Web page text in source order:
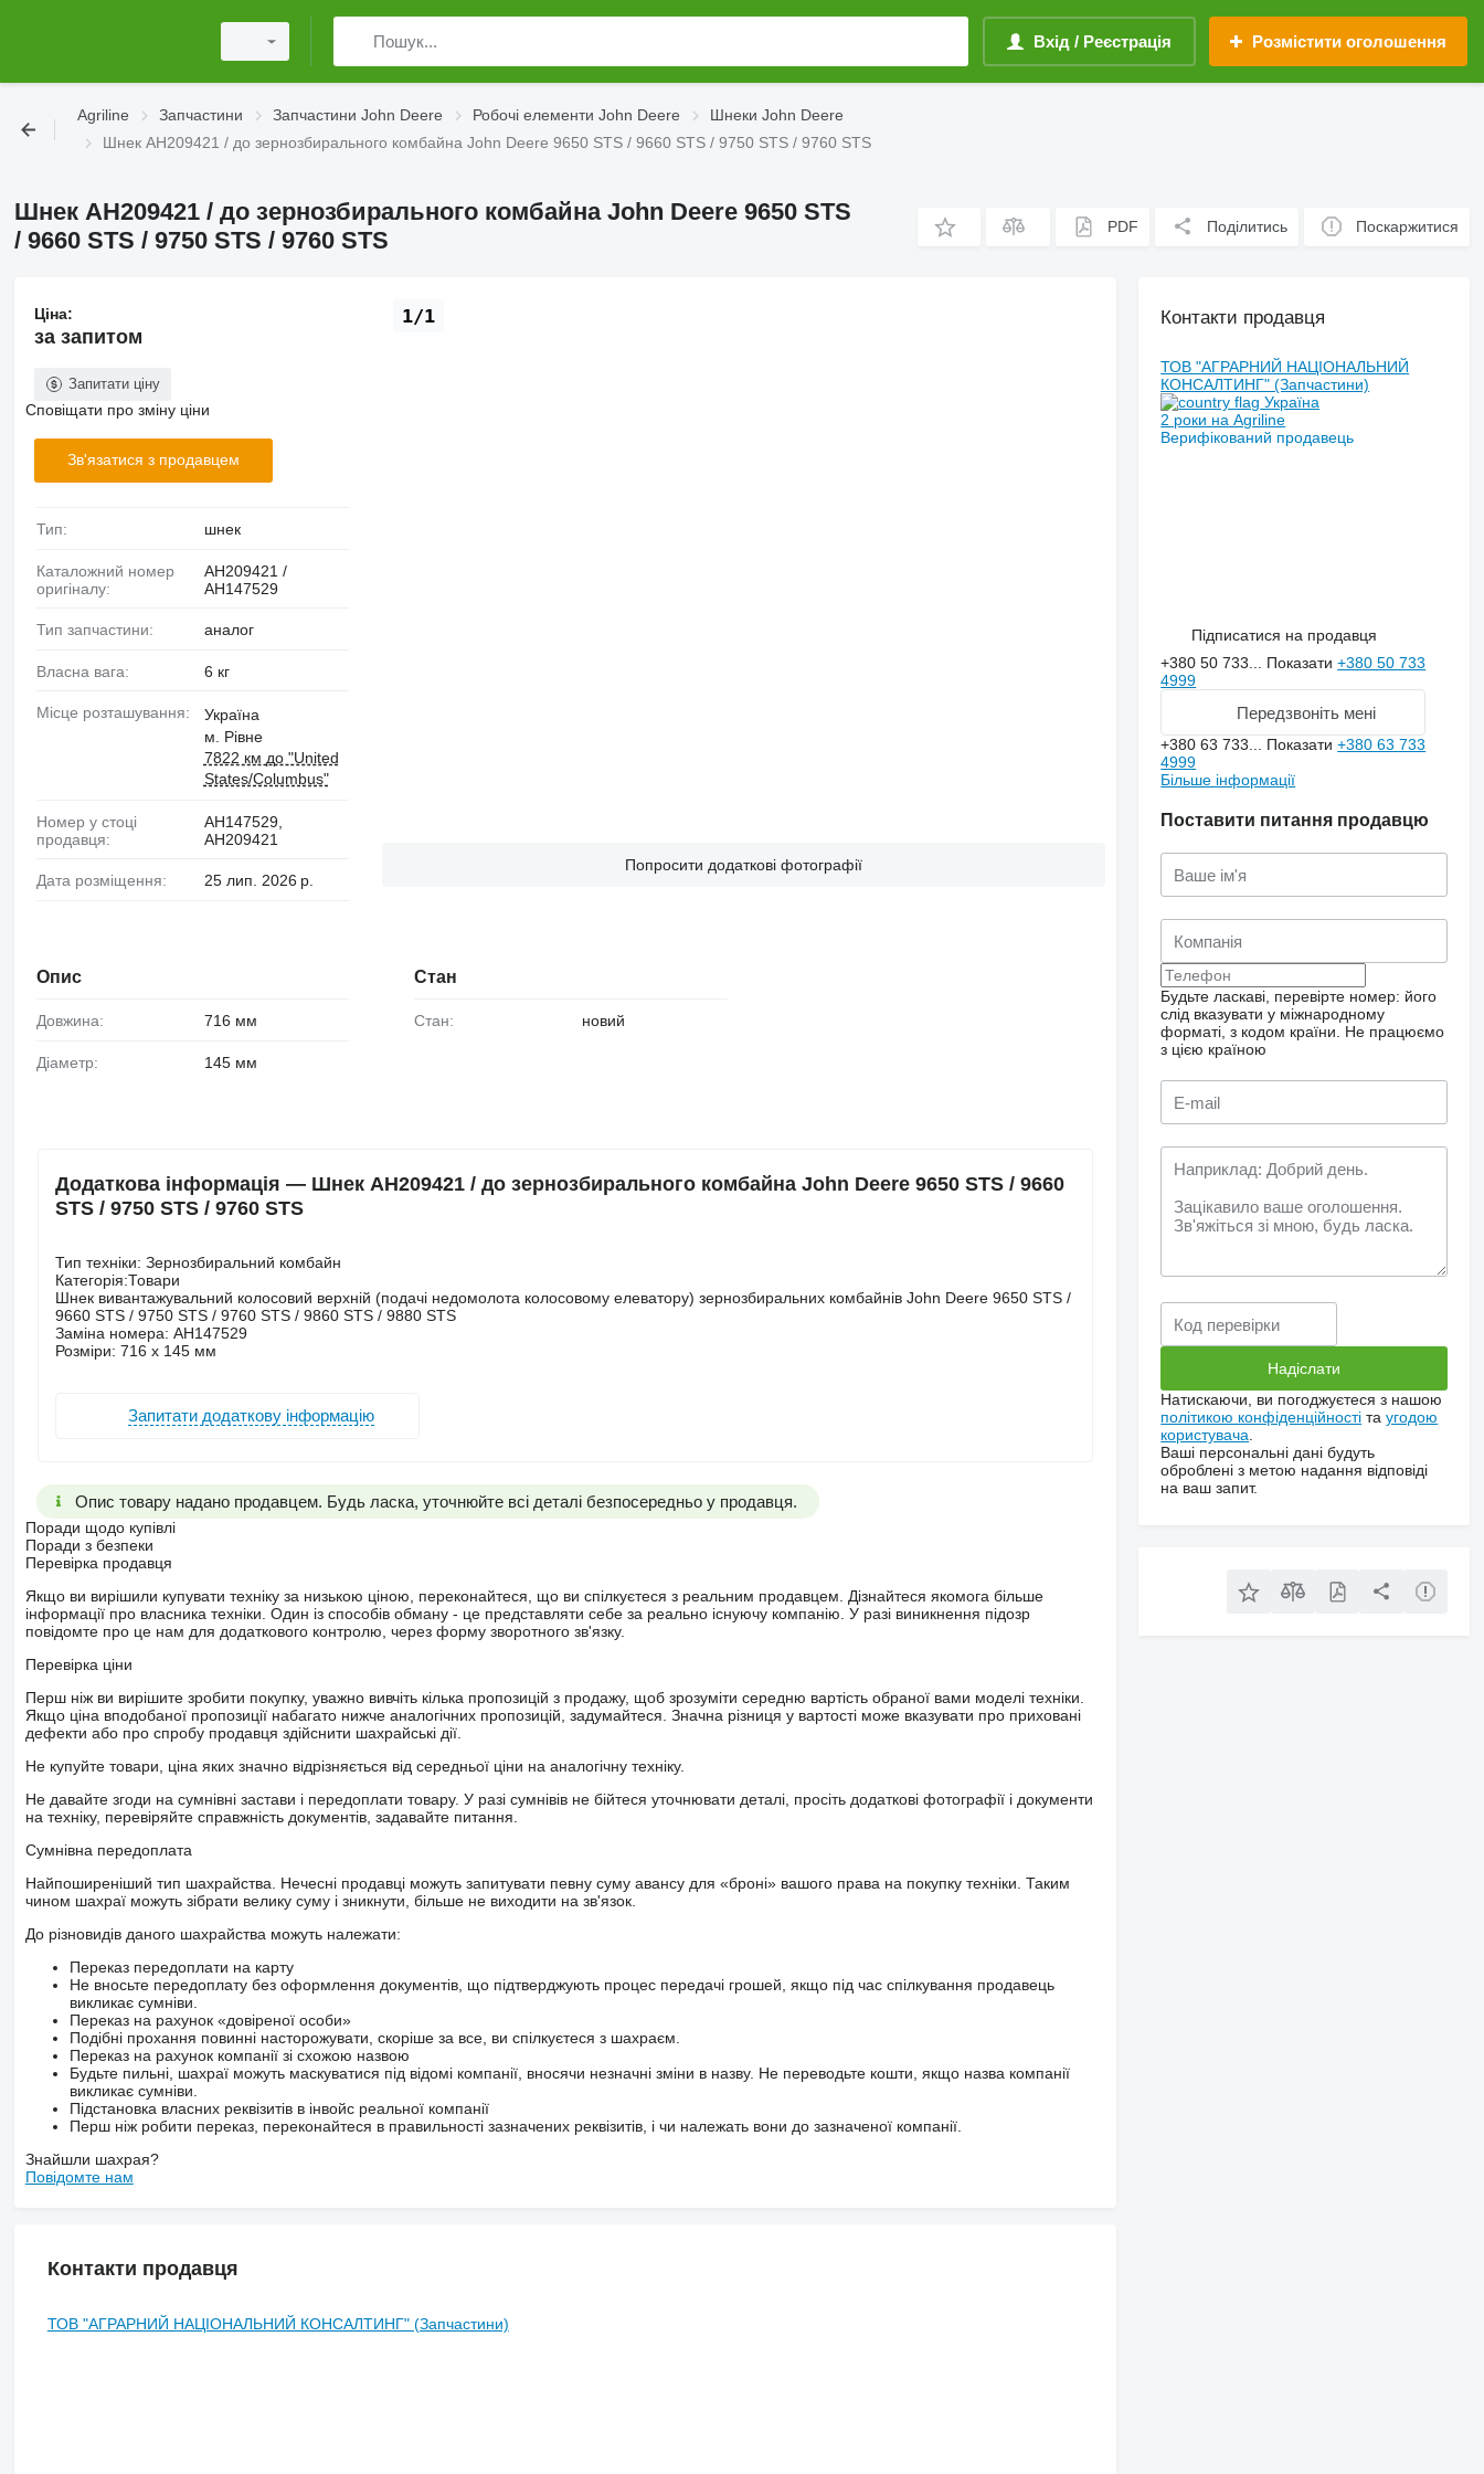
Вхід / Реєстрація Розмістити оголошення
Agriline Запчастини Запчастини John Deere Робочі елементи John Deere
Шнеки John Deere
Шнек АН209421 / до зернозбирального комбайна John Deere 9650 STS / 9660 STS / 9750 STS / 9760 STS
Шнек АН209421 / до зернозбирального комбайна John Deere 9650 STS
/ 9660 STS / 9750 STS / 9760 STS
PDF Поділитись Поскаржитися
1/1
Попросити додаткові фотографії
Ціна:
за запитом
Запитати ціну
Сповіщати про зміну ціни
Зв'язатися з продавцем
Тип: шнек
Каталожний номер
оригіналу:
АН209421 /
АН147529
Тип запчастини: аналог
Власна вага: 6 кг
Місце розташування:
Україна
м. Рівне
7822 км до "United
States/Columbus"
Номер у стоці
продавця:
AH147529,
AH209421
Дата розміщення: 25 лип. 2026 р.
Опис
Довжина: 716 мм
Діаметр: 145 мм
Стан
Стан: новий
Додаткова інформація — Шнек АН209421 / до зернозбирального комбайна John Deere 9650 STS / 9660
STS / 9750 STS / 9760 STS
Тип техніки: Зернозбиральний комбайн
Категорія:Товари
Шнек вивантажувальний колосовий верхній (подачі недомолота колосовому елеватору) зернозбиральних комбайнів John Deere 9650 STS /
9660 STS / 9750 STS / 9760 STS / 9860 STS / 9880 STS
Заміна номера: AH147529
Розміри: 716 х 145 мм
Запитати додаткову інформацію
Опис товару надано продавцем. Будь ласка, уточнюйте всі деталі безпосередньо у продавця.
Поради щодо купівлі
Поради з безпеки
Перевірка продавця
Якщо ви вирішили купувати техніку за низькою ціною, переконайтеся, що ви спілкуєтеся з реальним продавцем. Дізнайтеся якомога більше
інформації про власника техніки. Один із способів обману - це представляти себе за реально існуючу компанію. У разі виникнення підозр
повідомте про це нам для додаткового контролю, через форму зворотного зв'язку.
Перевірка ціни
Перш ніж ви вирішите зробити покупку, уважно вивчіть кілька пропозицій з продажу, щоб зрозуміти середню вартість обраної вами моделі техніки.
Якщо ціна вподобаної пропозиції набагато нижче аналогічних пропозицій, задумайтеся. Значна різниця у вартості може вказувати про приховані
дефекти або про спробу продавця здійснити шахрайські дії.
Не купуйте товари, ціна яких значно відрізняється від середньої ціни на аналогічну техніку.
Не давайте згоди на сумнівні застави і передоплати товару. У разі сумнівів не бійтеся уточнювати деталі, просіть додаткові фотографії і документи
на техніку, перевіряйте справжність документів, задавайте питання.
Сумнівна передоплата
Найпоширеніший тип шахрайства. Нечесні продавці можуть запитувати певну суму авансу для «броні» вашого права на покупку техніки. Таким
чином шахраї можуть зібрати велику суму і зникнути, більше не виходити на зв'язок.
До різновидів даного шахрайства можуть належати:
Переказ передоплати на карту
Не вносьте передоплату без оформлення документів, що підтверджують процес передачі грошей, якщо під час спілкування продавець
викликає сумніви.
Переказ на рахунок «довіреної особи»
Подібні прохання повинні насторожувати, скоріше за все, ви спілкуєтеся з шахраєм.
Переказ на рахунок компанії зі схожою назвою
Будьте пильні, шахраї можуть маскуватися під відомі компанії, вносячи незначні зміни в назву. Не переводьте кошти, якщо назва компанії
викликає сумніви.
Підстановка власних реквізитів в інвойс реальної компанії
Перш ніж робити переказ, переконайтеся в правильності зазначених реквізитів, і чи належать вони до зазначеної компанії.
Знайшли шахрая?
Повідомте нам
Контакти продавця
ТОВ "АГРАРНИЙ НАЦІОНАЛЬНИЙ КОНСАЛТИНГ" (Запчастини)
Контакти продавця
ТОВ "АГРАРНИЙ НАЦІОНАЛЬНИЙ
КОНСАЛТИНГ" (Запчастини)
Україна
2 роки на Agriline
Верифікований продавець
Підписатися на продавця
+380 50 733... Показати+380 50 733
4999
Передзвоніть мені
+380 63 733... Показати+380 63 733
4999
Більше інформації
Поставити питання продавцю
Будьте ласкаві, перевірте номер: його
слід вказувати у міжнародному
форматі, з кодом країни.
Не працюємо
з цією країною
Натискаючи, ви погоджуєтеся з нашою
політикою конфіденційності таугодою
користувача
Ваші персональні дані будуть
оброблені з метою надання відповіді
на ваш запит.